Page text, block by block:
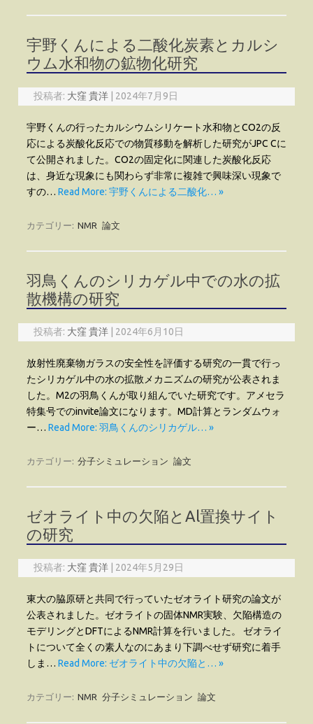
宇野くんによる二酸化炭素とカルシ
ウム水和物の鉱物化研究
投稿者: 大窪 貴洋 2024年7月9日
宇野くんの行ったカルシウムシリケート水和物とCO2の反
応による炭酸化反応での物質移動を解析した研究がJPC Cに
て公開されました。CO2の固定化に関連した炭酸化反応
は、身近な現象にも関わらず非常に複雑で興味深い現象で
すの… Read More: 宇野くんによる二酸化… »
カテゴリー: NMR 論文
羽鳥くんのシリカゲル中での水の拡
散機構の研究
投稿者: 大窪 貴洋 2024年6月10日
放射性廃棄物ガラスの安全性を評価する研究の一貫で行っ
たシリカゲル中の水の拡散メカニズムの研究が公表されま
した。M2の羽鳥くんが取り組んでいた研究です。アメセラ
特集号でのinvite論文になります。MD計算とランダムウォ
ー… Read More: 羽鳥くんのシリカゲル… »
カテゴリー: 分子シミュレーション 論文
ゼオライト中の欠陥とAl置換サイト
の研究
投稿者: 大窪 貴洋 2024年5月29日
東大の脇原研と共同で行っていたゼオライト研究の論文が
公表されました。ゼオライトの固体NMR実験、欠陥構造の
モデリングとDFTによるNMR計算を行いました。 ゼオライ
トについて全くの素人なのにあまり下調べせず研究に着手
しま… Read More: ゼオライト中の欠陥と… »
カテゴリー: NMR 分子シミュレーション 論文